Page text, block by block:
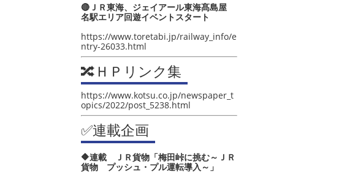
🔴ＪＲ東海、ジェイアール東海髙島屋
名駅エリア回遊イベントスタート
https://www.toretabi.jp/railway_info/e
ntry-26033.html
🔀ＨＰリンク集
https://www.kotsu.co.jp/newspaper_t
opics/2022/post_5238.html
✅連載企画
🔶連載 ＪＲ貨物「梅田峠に挑む～ＪＲ
貨物 プッシュ・プル運転導入～」